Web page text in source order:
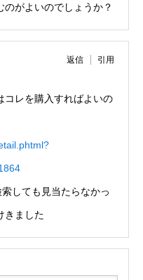
がよいのでしょうか？
返信 引用
コレを購入すればよいの
しても見当たらなかっ
きました